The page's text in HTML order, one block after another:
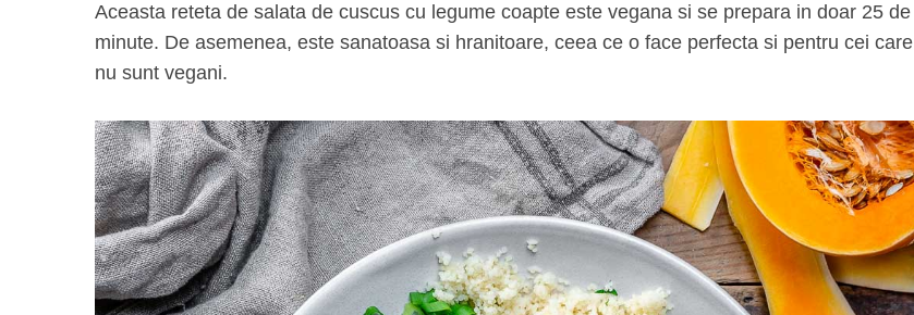
Aceasta reteta de salata de cuscus cu legume coapte este vegana si se prepara in doar 25 de
minute. De asemenea, este sanatoasa si hranitoare, ceea ce o face perfecta si pentru cei care
nu sunt vegani.